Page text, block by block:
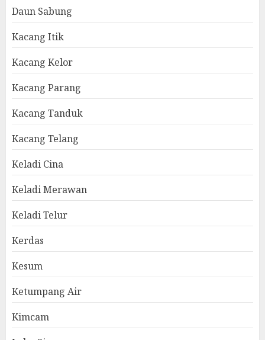
Daun Sabung
Kacang Itik
Kacang Kelor
Kacang Parang
Kacang Tanduk
Kacang Telang
Keladi Cina
Keladi Merawan
Keladi Telur
Kerdas
Kesum
Ketumpang Air
Kimcam